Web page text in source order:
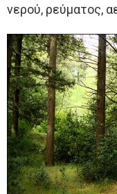
νερού, ρεύματος,